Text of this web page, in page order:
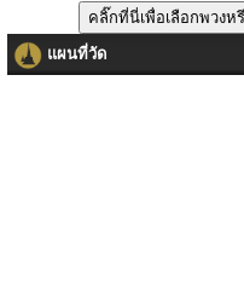
แผนที่วัด